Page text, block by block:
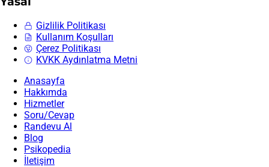
Gizlilik Politikası
Kullanım Koşulları
Çerez Politikası
KVKK Aydınlatma Metni
Anasayfa
Hakkımda
Hizmetler
Soru/Cevap
Randevu Al
Blog
Psikopedia
İletişim